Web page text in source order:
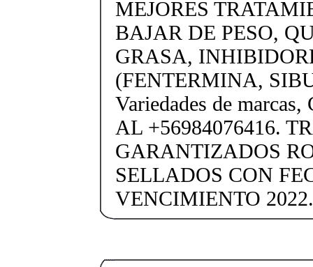
MEJORES
BAJAR DE PESO,
GRASA,
(FENTERMINA,
Variedades de
AL +56984076416.
GARANTIZADOS
SELLADOS CON
VENCIMIENTO